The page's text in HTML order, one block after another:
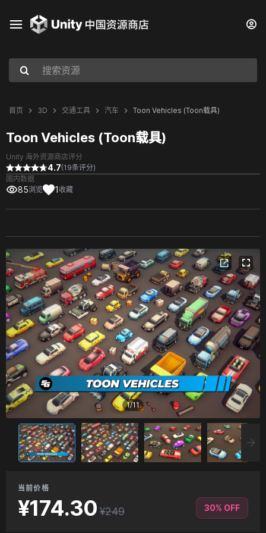
首页 3D 交通工具 汽车 Toon Vehicles (Toon载具)
Toon Vehicles (Toon载具)
Unity 海外资源商店评分
4.7(19条评分)
国内数据
85浏览 1 收藏
1/11
当前价格
¥174.30 ¥249 30% OFF